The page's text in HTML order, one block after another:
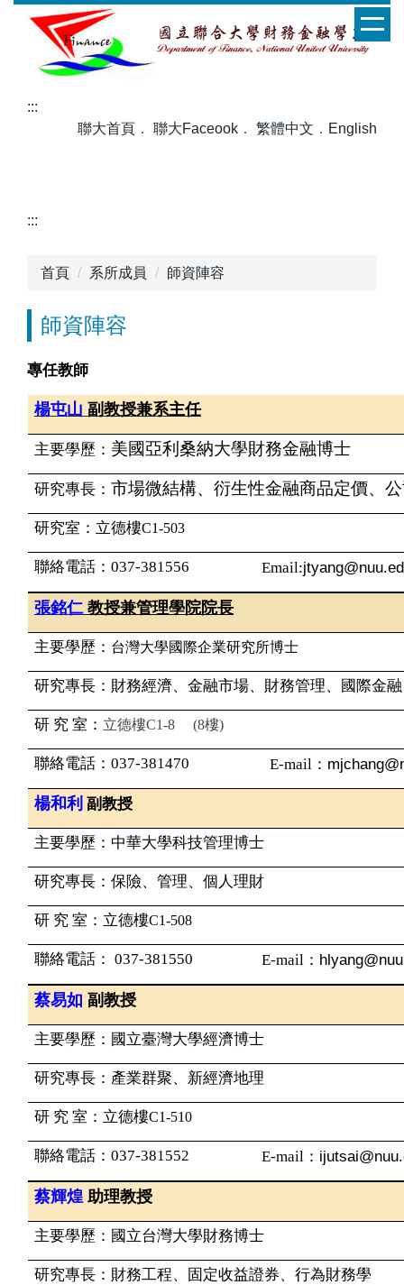
聯合大學財務金融學系
:::
聯大首頁 ． 聯大Faceook ． 繁體中文 ． English
:::
首頁 系所成員 師資陣容
師資陣容
專任教師
楊屯山 副教授兼系主任
主要學歷： 美國亞利桑納大學財務金融博士
研究專長： 市場微結構、衍生性金融商品定價、
研究室： 立德樓C1-503
聯絡電話： 037-381556 Email:
張銘仁 教授兼管理學院院長
主要學歷： 台灣大學國際企業研究所博士
研究專長：財務經濟、金融市場、財務管理、國際金融
研 究 室： 立德樓C1-8 (8樓)
聯絡電話：037-381470 E-mail：
楊和利 副教授
主要學歷：中華大學科技管理博士
研究專長：保險、管理、個人理財
研 究 室： 立德樓C1-508
聯絡電話： 037-381550 E-mail： hlyang
蔡易如 副 教授
主要學歷：國立臺灣大學經濟博士
研究專長：產業群聚、新經濟地理
研 究 室： 立德樓C1-510
聯絡電話： 037-381552 E-mail：
蔡輝煌 助理教授
主要學歷：國立台灣大學財務博士
研究專長：財務工程、固定收益證券、行為財務學